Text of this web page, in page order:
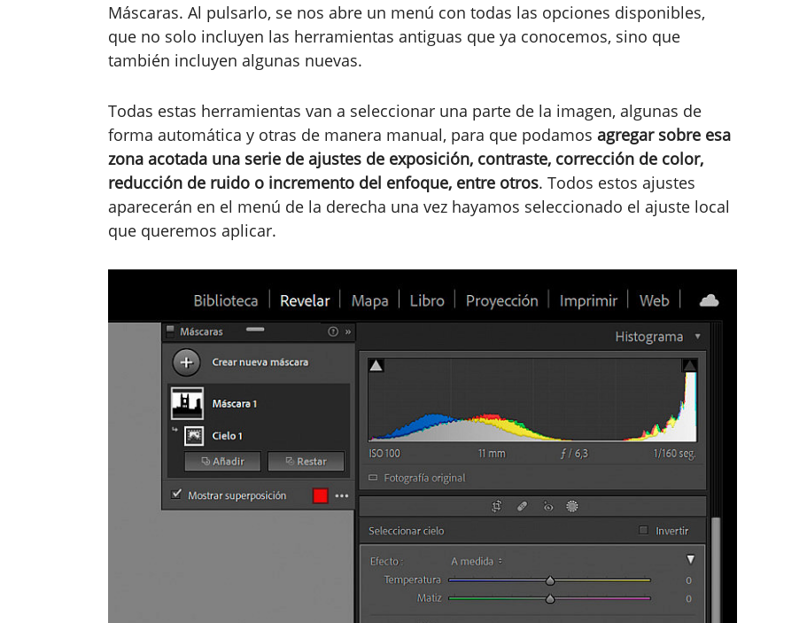
Máscaras. Al pulsarlo, se nos abre un menú con todas las opciones disponibles,
que no solo incluyen las herramientas antiguas que ya conocemos, sino que
también incluyen algunas nuevas.
Todas estas herramientas van a seleccionar una parte de la imagen, algunas de
forma automática y otras de manera manual, para que podamos agregar sobre esa
zona acotada una serie de ajustes de exposición, contraste, corrección de color,
reducción de ruido o incremento del enfoque, entre otros. Todos estos ajustes
aparecerán en el menú de la derecha una vez hayamos seleccionado el ajuste local
que queremos aplicar.